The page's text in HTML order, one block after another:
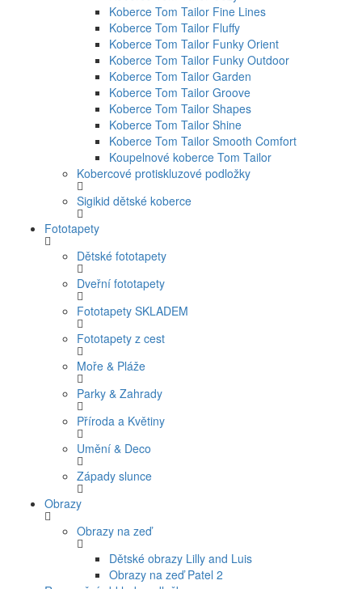
Koberce Tom Tailor Fine Lines
Koberce Tom Tailor Fluffy
Koberce Tom Tailor Funky Orient
Koberce Tom Tailor Funky Outdoor
Koberce Tom Tailor Garden
Koberce Tom Tailor Groove
Koberce Tom Tailor Shapes
Koberce Tom Tailor Shine
Koberce Tom Tailor Smooth Comfort
Koupelnové koberce Tom Tailor
Kobercové protiskluzové podložky
Sigikid dětské koberce
Fototapety
Dětské fototapety
Dveřní fototapety
Fototapety SKLADEM
Fototapety z cest
Moře & Pláže
Parky & Zahrady
Příroda a Květiny
Umění & Deco
Západy slunce
Obrazy
Obrazy na zeď
Dětské obrazy Lilly and Luis
Obrazy na zeď Patel 2